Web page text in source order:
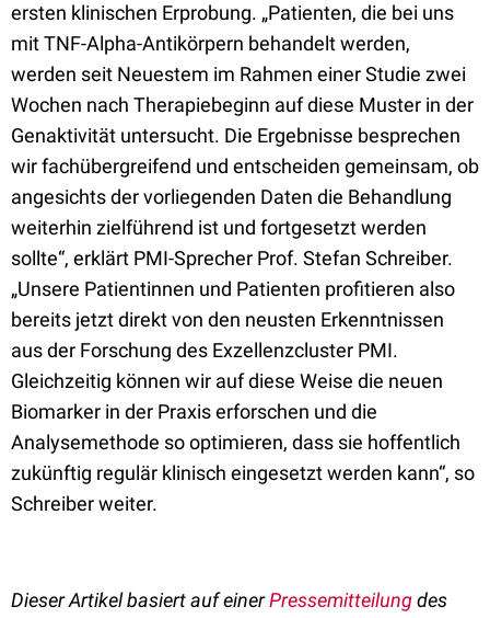
ersten klinischen Erprobung. „Patienten, die bei uns
mit TNF-Alpha-Antikörpern behandelt werden,
werden seit Neuestem im Rahmen einer Studie zwei
Wochen nach Therapiebeginn auf diese Muster in der
Genaktivität untersucht. Die Ergebnisse besprechen
wir fachübergreifend und entscheiden gemeinsam, ob
angesichts der vorliegenden Daten die Behandlung
weiterhin zielführend ist und fortgesetzt werden
sollte“, erklärt PMI-Sprecher Prof. Stefan Schreiber.
„Unsere Patientinnen und Patienten profitieren also
bereits jetzt direkt von den neusten Erkenntnissen
aus der Forschung des Exzellenzcluster PMI.
Gleichzeitig können wir auf diese Weise die neuen
Biomarker in der Praxis erforschen und die
Analysemethode so optimieren, dass sie hoffentlich
zukünftig regulär klinisch eingesetzt werden kann“, so
Schreiber weiter.
Dieser Artikel basiert auf einerPressemitteilungdes